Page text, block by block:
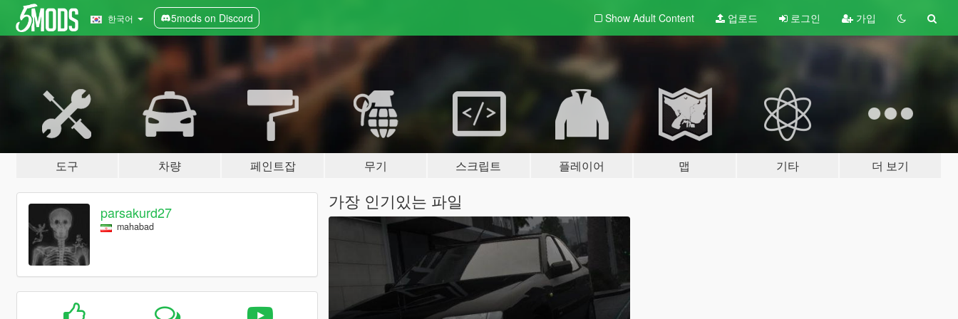
한국어 5mods on Discord Show Adult Content 업로드 로그인 가입
도구 차량 페인트잡 무기 스크립트 플레이어 맵 기타 더 보기
parsakurd27
mahabad
가장 인기있는 파일